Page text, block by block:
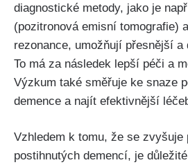
diagnostické metody, jako je
(pozitronová emisní tomografie)
rezonance, umožňují přesnější
To má za následek lepší péči a
Výzkum také směřuje ke snaze
demence a najít efektivnější
Vzhledem k tomu, že se zvyšuje
postihnutých demencí, je